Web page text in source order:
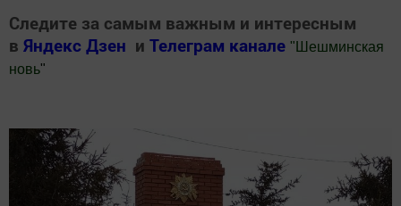
Следите за самым важным и интересным
в Яндекс Дзен и Телеграм канале " Шешминская
новь"